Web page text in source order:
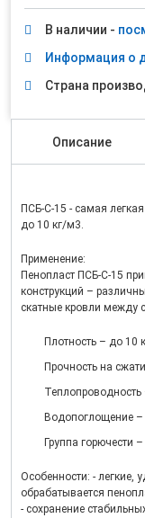
В наличии -
Информация о
Страна
Описание
ПСБ-С-15 - самая
до 10 кг/м3.
Применение:
Пенопласт ПСБ-С-15
конструкций –
скатные кровли между
Плотность – до 10
Прочность на
Теплопроводность
Водопоглощение –
Группа горючести –
Особенности: - легкие,
обрабатывается
- сохранение